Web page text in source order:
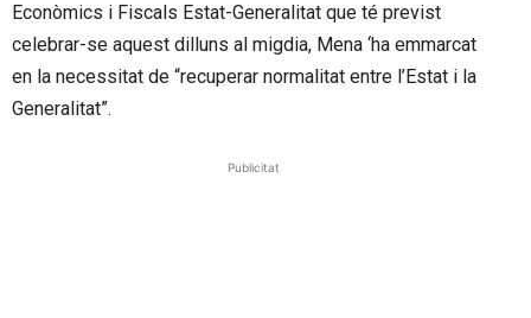
Econòmics i Fiscals Estat-Generalitat que té previst
celebrar-se aquest dilluns al migdia, Mena ‘ha emmarcat
en la necessitat de “recuperar normalitat entre l’Estat i la
Generalitat”.
Publicitat